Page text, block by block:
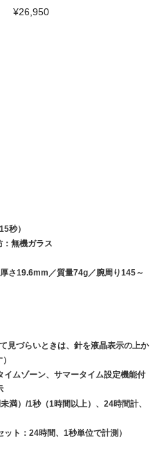
¥26,950
15秒）
：無機ガラス
さ19.6mm ／質量74g／腕周り145～
見づらいときは、針を液晶表示の上か
イムゾーン、サマータイム設定機能付
満） /1秒（1時間以上）、 24時間計、
ット： 24時間、 1秒単位で計測）